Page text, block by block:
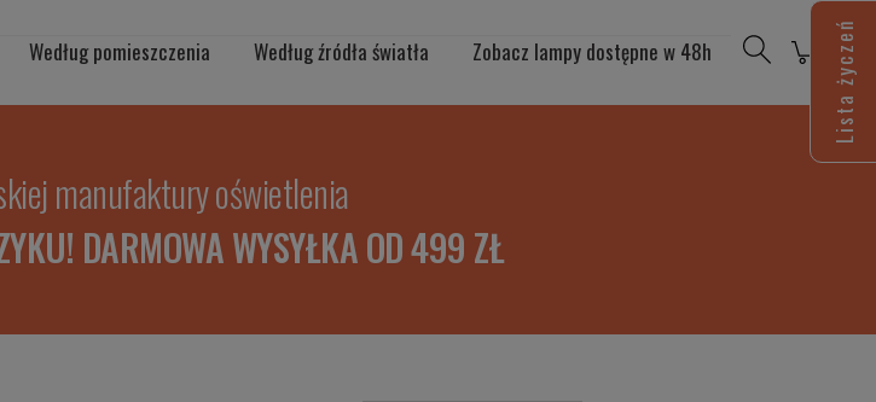
Według pomieszczenia Według źródła światła Zobacz lampy dostępne w 48h
manufaktury oświetlenia
DARMOWA WYSYŁKA OD 499 ZŁ
Lista życzeń